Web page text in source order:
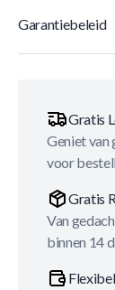
Garantiebeleid
Gratis
Geniet van
voor
Gratis
Van
binnen 14